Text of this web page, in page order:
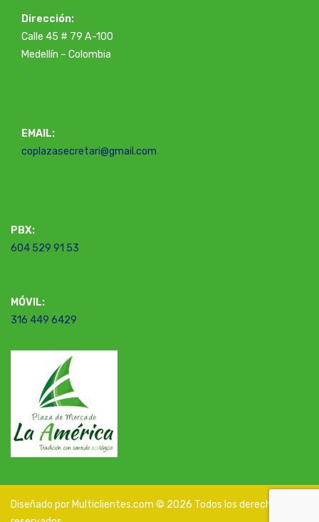
Dirección:
Calle 45 # 79 A-100
Medellín – Colombia
EMAIL:
coplazasecretari@gmail.com
PBX:
604 529 91 53
MÓVIL:
316 449 6429
Diseñado por Multiclientes.com © 2026 Todos los derechos